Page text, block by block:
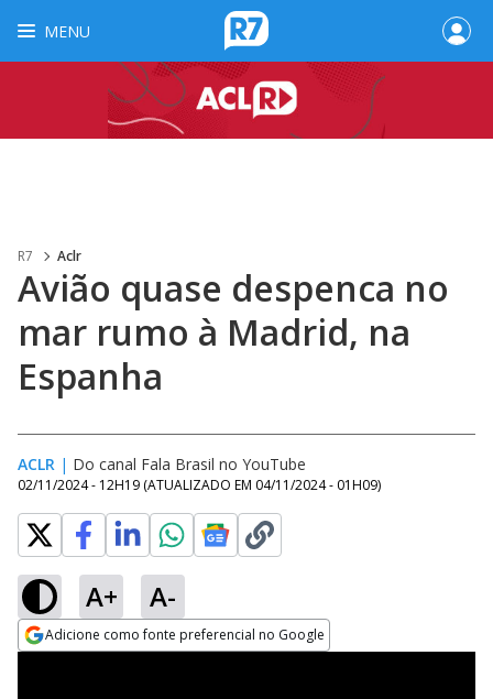
MENU
R7 Aclr
Avião quase despenca no
mar rumo à Madrid, na
Espanha
ACLR | Do canal Fala Brasil no YouTube
02/11/2024 - 12H19 (ATUALIZADO EM 04/11/2024 - 01H09)
A+ A-
Adicione como fonte preferencial no Google